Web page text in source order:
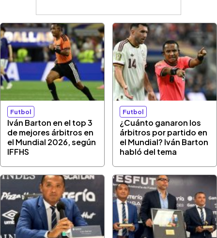
Futbol
Iván Barton en el top 3
de mejores árbitros en
el Mundial 2026, según
IFFHS
Futbol
¿Cuánto ganaron los
árbitros por partido en
el Mundial? Iván Barton
habló del tema